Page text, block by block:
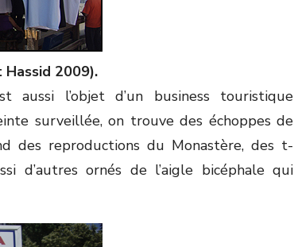
2009).
aussi l’objet d’un business touristique
surveillée, on trouve des échoppes de
des reproductions du Monastère, des t-
d’autres ornés de l’aigle bicéphale qui